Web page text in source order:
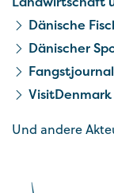
Dänische
Dänischer
VisitDenmark
Und andere